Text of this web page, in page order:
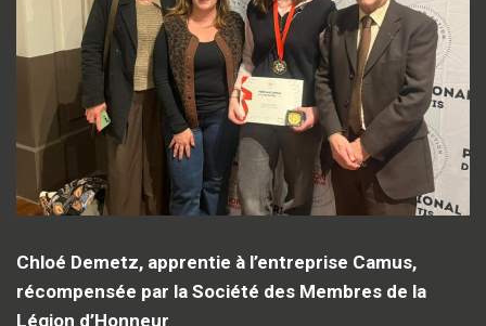
Chloé Demetz, apprentie à l’entreprise Camus,
récompensée par la Société des Membres de la
Légion d’Honneur